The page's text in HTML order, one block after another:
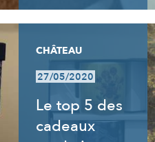
CHÂTEAU
27/05/2020
Le top 5 des
cadeaux